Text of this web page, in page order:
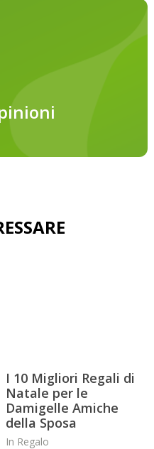
I 10 Migliori Regali di
Natale per le
Damigelle Amiche
della Sposa
In Regalo